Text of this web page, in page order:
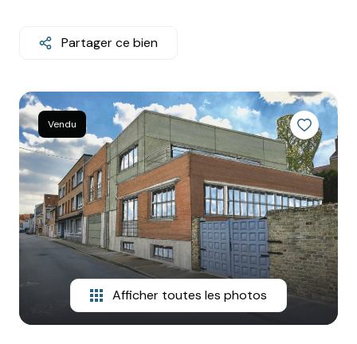
LOUER
PROGRAMMES
NEUFS
VENDU
!
HONORAIRES
Partager ce bien
Vendu
Afficher toutes les photos